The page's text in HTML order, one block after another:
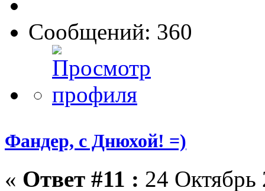
Сообщений: 360
Фандер, с Днюхой! =)
« Ответ #11 : 24 Октябрь